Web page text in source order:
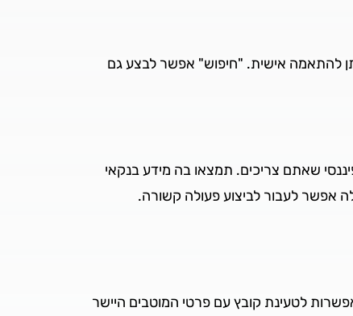
להתאמה אישית. "חיפוש" אפשר לבצע גם
שאתם צריכים. תמצאו בה מידע בנקאי
אפשר לעבור לביצוע פעולה קשורה.
לטעינת קובץ עם פרטי המוטבים היישר